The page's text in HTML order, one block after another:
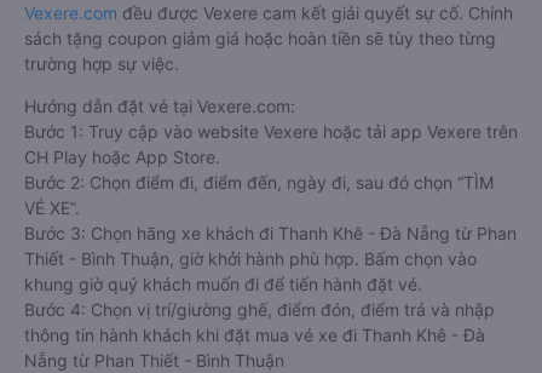
Vexere.com đều được Vexere cam kết giải quyết sự cố. Chính
sách tặng coupon giảm giá hoặc hoàn tiền sẽ tùy theo từng
trường hợp sự việc.
Hướng dẫn đặt vé tại Vexere.com:
Bước 1: Truy cập vào website Vexere hoặc tải app Vexere trên
CH Play hoặc App Store.
Bước 2: Chọn điểm đi, điểm đến, ngày đi, sau đó chọn “TÌM
VÉ XE”.
Bước 3: Chọn hãng xe khách đi Thanh Khê - Đà Nẵng từ Phan
Thiết - Bình Thuận, giờ khởi hành phù hợp. Bấm chọn vào
khung giờ quý khách muốn đi để tiến hành đặt vé.
Bước 4: Chọn vị trí/giường ghế, điểm đón, điểm trả và nhập
thông tin hành khách khi đặt mua vé xe đi Thanh Khê - Đà
Nẵng từ Phan Thiết - Bình Thuận